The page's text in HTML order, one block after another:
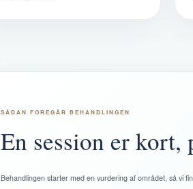
SÅDAN FOREGÅR BEHANDLINGEN
En session er
Behandlingen starter med en vurdering af området, så vi